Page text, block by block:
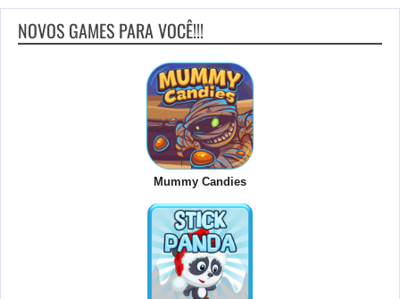
NOVOS GAMES PARA VOCÊ!!!
Mummy Candies